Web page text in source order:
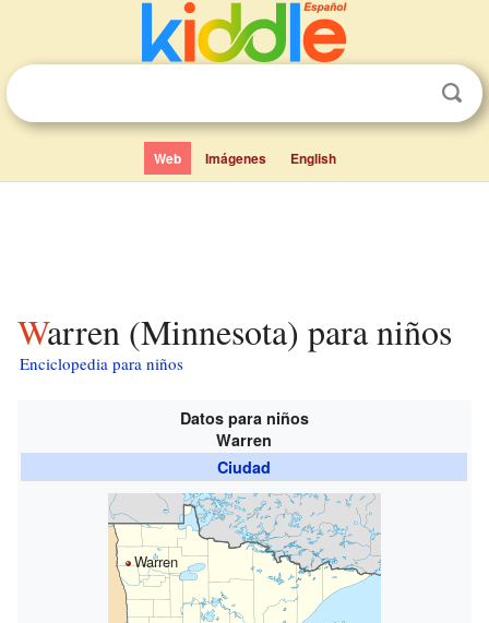
Web Imágenes English
Warren (Minnesota) para niños
Enciclopedia para niños
Datos para niños
Warren
Ciudad
Warren